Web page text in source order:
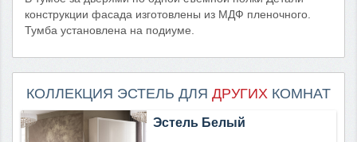
конструкции фасада изготовлены из МДФ пленочного.
Тумба установлена на подиуме.
КОЛЛЕКЦИЯ ЭСТЕЛЬ ДЛЯ ДРУГИХ КОМНАТ
Эстель Белый